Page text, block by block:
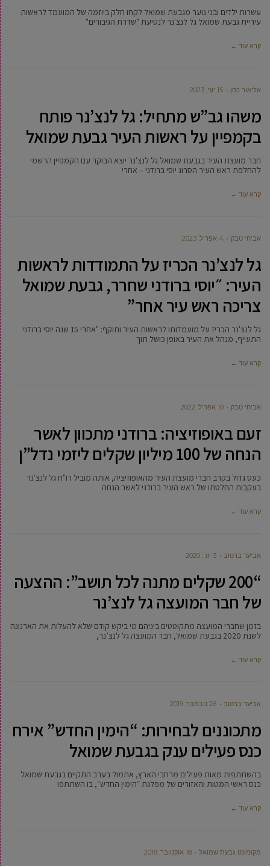
עשרות ילדים ובני נוער מגבעת שמואל לקחו חלק ביוזמה של המועמד לראשות
עיריית גבעת שמואל גל לנצ'נר לנטיעת "שדרת הגיבורים"
קרא עוד ←
‫אליאור כהן 15 יוני, 2023
משהו גב”ש מתחיל: גל לנצ’נר פותח
בקמפיין על ראשות העיר גבעת שמואל
חבר מועצת העיר בגבעת שמואל גל לנצ'נר יוצא הבוקר עם הקמפיין הרשמי
להחלפת ראש העיר הסרוג יוסי ברודני – אחרי
קרא עוד ←
אביחי טבק 4 אפריל, 2023
גל לנצ’נר הכריז על התמודדות לראשות
העיר: ״יוסי ברודני שחרר, גבעת שמואל
צריכה ראש עיר אחר”
גל לנצ'נר הכריז על מועמדותו לראשות העיר ותוקף: "אחרי 15 שנה יוסי ברודני
התעייף, מנהל את העיר באופן כושל תוך
קרא עוד ←
אביחי טבק 10 אפריל, 2022
זעם באופוזיציה: ברודני מתכוון לאשר
הנחה של 100 מיליון שקלים ליזמי נדל”ן
כעס גדול בקרב חברי מועצת העיר מהאופוזיציה, אותה מוביל רו"ח גל לנצ'נר
בעקבות החלטתו של ראש העיר ברודני לאשר הנחה
קרא עוד ←
אביעד ברטוב 3 יוני, 2020
“200 שקלים מתנה לכל תושב”: ההצעה
של חבר המועצה גל לנצ’נר
בזמן שחברי המועצה מתקוטטים ביניהם מי ביקש קודם שלא להעלות את הארנונה
לשנת 2020 בגבעת שמואל, חבר המועצה גל לנצ’נר,
קרא עוד ←
אביעד ברטוב 26 נובמבר, 2019
מתכוננים לבחירות: “הימין החדש” אירח
כנס פעילים ענק בגבעת שמואל
בהשתתפות מאות פעילים מרחבי הארץ, אתמול בערב התקיים בגבעת שמואל
כנס ראשי המטות והאזורים של מפלגת ״הימין החדש״, בו השתתפו
קרא עוד ←
מקומונט גבעת שמואל 18 אוקטובר, 2018